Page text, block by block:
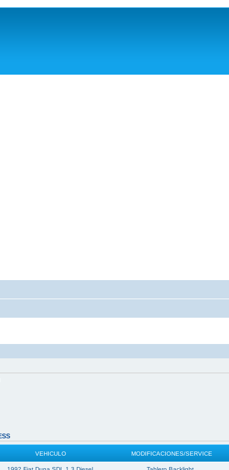
VEHICULO MODIFICACIONES/SERVICE